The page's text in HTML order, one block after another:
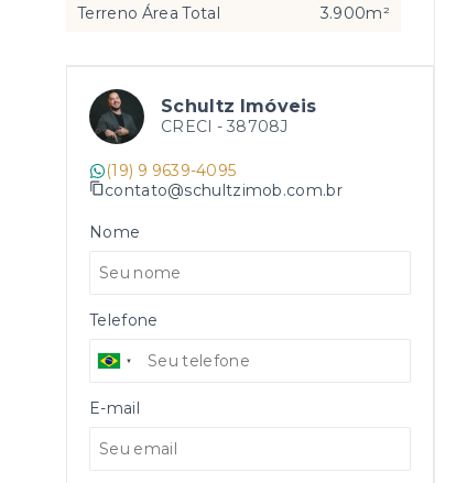
Terreno Área Total
3.900m²
Schultz Imóveis
CRECI - 38708J
(19) 9 9639-4095
contato@schultzimob.com.br
Nome
Telefone
E-mail